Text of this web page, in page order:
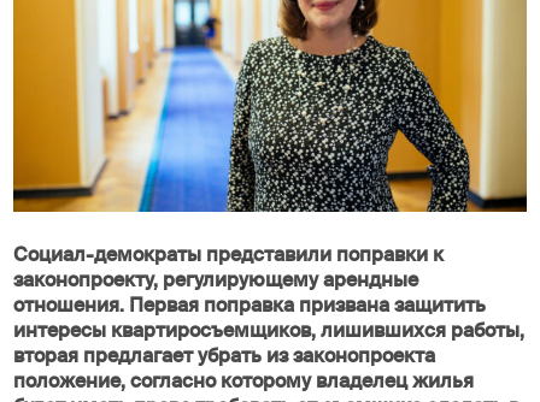
Социал-демократы представили поправки к
законопроекту, регулирующему арендные
отношения. Первая поправка призвана защитить
интересы квартиросъемщиков, лишившихся работы,
вторая предлагает убрать из законопроекта
положение, согласно которому владелец жилья